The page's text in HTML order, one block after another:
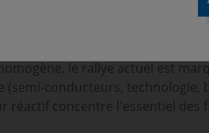
comme le moteur
le rallye actuel est
(semi-conducteurs,
réactif concentre l'essentiel